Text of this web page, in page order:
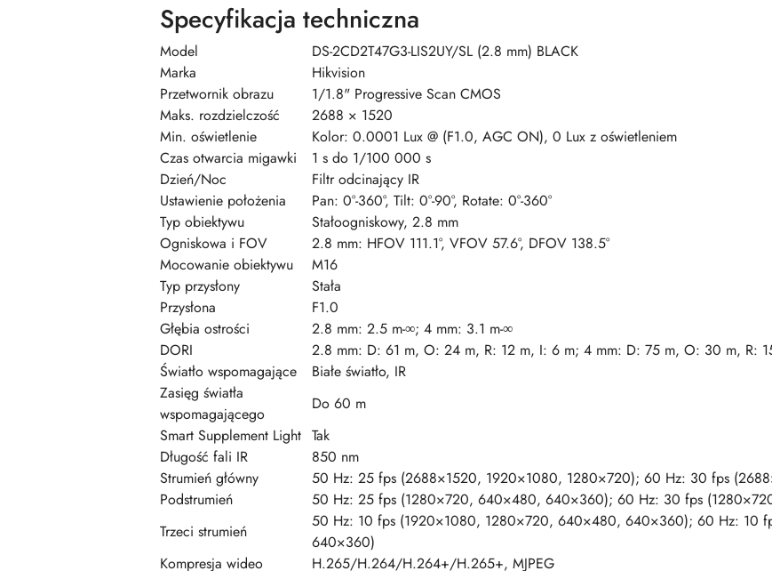
Specyfikacja techniczna
Model
DS-2CD2T47G3-LIS2UY/SL (2.8 mm) BLACK
Marka
Hikvision
Przetwornik obrazu
1/1.8" Progressive Scan CMOS
Maks. rozdzielczość
2688 × 1520
Min. oświetlenie
Kolor: 0.0001 Lux @ (F1.0, AGC ON), 0 Lux z oświetleniem
Czas otwarcia migawki
1 s do 1/100 000 s
Dzień/Noc
Filtr odcinający IR
Ustawienie położenia
Pan: 0°-360°, Tilt: 0°-90°, Rotate: 0°-360°
Typ obiektywu
Stałoogniskowy, 2.8 mm
Ogniskowa i FOV
2.8 mm: HFOV 111.1°, VFOV 57.6°, DFOV 138.5°
Mocowanie obiektywu
M16
Typ przysłony
Stała
Przysłona
F1.0
Głębia ostrości
2.8 mm: 2.5 m-∞; 4 mm: 3.1 m-∞
DORI
2.8 mm: D: 61 m, O: 24 m, R: 12 m, I: 6 m; 4 mm: D: 75 m, O: 30 m, R:
Światło wspomagające
Białe światło, IR
Zasięg światła
wspomagającego
Do 60 m
Smart Supplement Light Tak
Długość fali IR
850 nm
Strumień główny
50 Hz: 25 fps (2688×1520, 1920×1080, 1280×720); 60 Hz: 30 fps
Podstrumień
50 Hz: 25 fps (1280×720, 640×480, 640×360); 60 Hz: 30 fps
Trzeci strumień
50 Hz: 10 fps (1920×1080, 1280×720, 640×480, 640×360); 60 Hz: 10
640×360)
Kompresja wideo
H.265/H.264/H.264+/H.265+, MJPEG